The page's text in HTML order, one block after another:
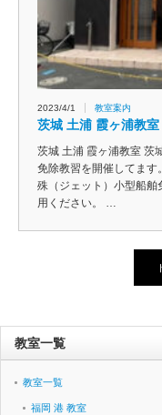
2023/4/1 教室案内
茨城 土浦 霞ヶ浦教室
茨城 土浦 霞ヶ浦教室 茨
免除教習を開催してま
殊（ジェット）小型船舶
用ください。 …
教室一覧
教室一覧
福岡 港 教室